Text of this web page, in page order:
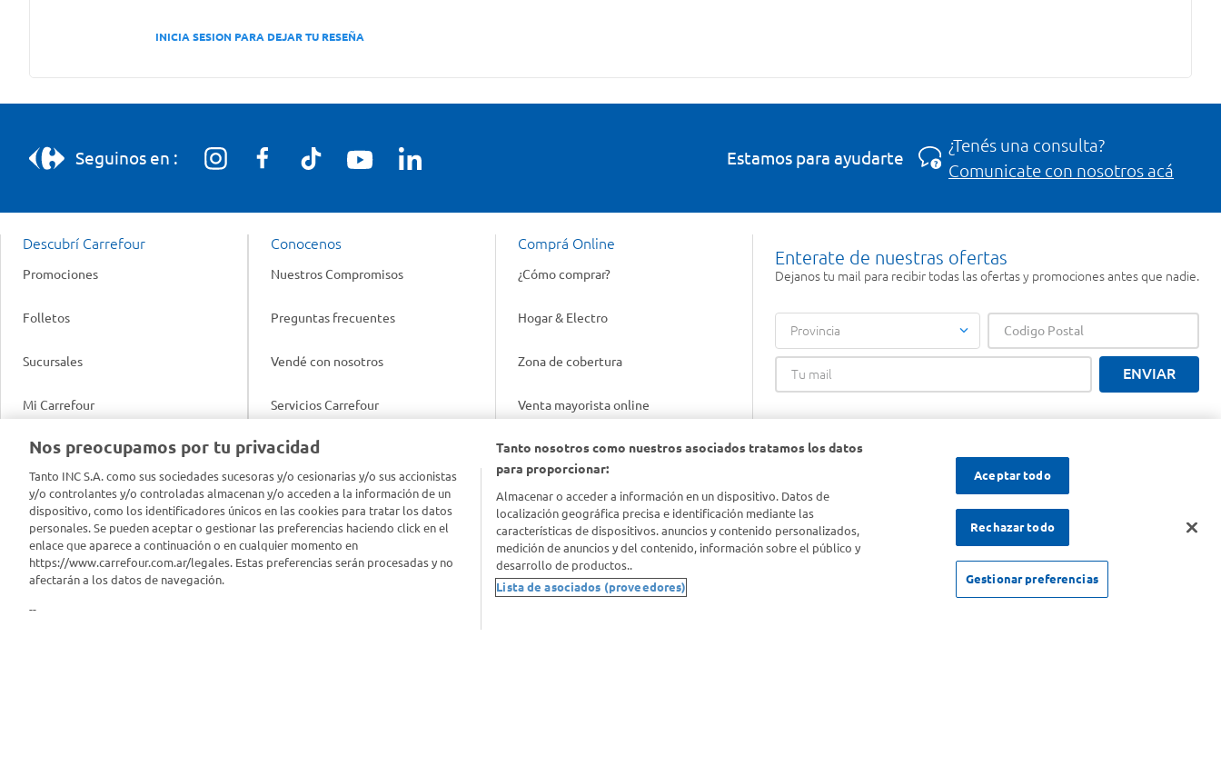
INICIA SESION PARA DEJAR TU RESEÑA
Seguinos en : Estamos para ayudarte
¿Tenés una consulta?
Comunicate con nosotros acá
Descubrí Carrefour
Promociones
Folletos
Sucursales
Mi Carrefour
Productos Carrefour
Tarjeta Mi Carrefour
Panel Carrefour
Puntos Verdes
Conocenos
Nuestros Compromisos
Preguntas frecuentes
Vendé con nosotros
Servicios Carrefour
Info útil
Tasas de interés
Contacto
Comprá Online
¿Cómo comprar?
Hogar & Electro
Zona de cobertura
Venta mayorista online
Gift cards empresariales
Enterate de nuestras ofertas
Dejanos tu mail para recibir todas las ofertas y promociones antes que nadie.
Provincia
ENVIAR
Nos preocupamos por tu privacidad
Tanto INC S.A. como sus sociedades sucesoras y/o cesionarias y/o sus accionistas
y/o controlantes y/o controladas almacenan y/o acceden a la información de un
dispositivo, como los identificadores únicos en las cookies para tratar los datos
personales. Se pueden aceptar o gestionar las preferencias haciendo click en el
enlace que aparece a continuación o en cualquier momento en
https://www.carrefour.com.ar/legales. Estas preferencias serán procesadas y no
afectarán a los datos de navegación.
--
Tanto nosotros como nuestros asociados tratamos los datos
para proporcionar:
Almacenar o acceder a información en un dispositivo. Datos de
localización geográfica precisa e identificación mediante las
características de dispositivos. anuncios y contenido personalizados,
medición de anuncios y del contenido, información sobre el público y
desarrollo de productos..
Lista de asociados (proveedores)
Aceptar todo
Rechazar todo
Gestionar preferencias